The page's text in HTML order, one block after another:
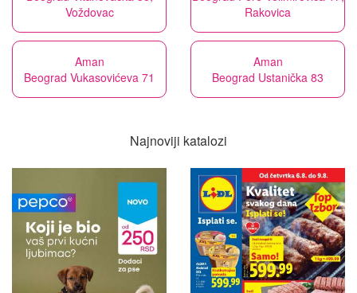
Voždovac
Rakovica
Aman
Beograd Vukasovićeva 71
Aman
Beograd Ustanička 83
Najnoviji katalozi